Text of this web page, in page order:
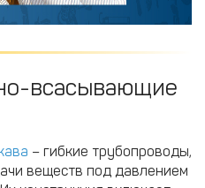
всасывающие
– гибкие трубопроводы,
веществ под давлением